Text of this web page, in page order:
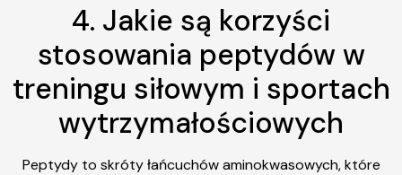
4. Jakie są korzyści
stosowania peptydów w
treningu siłowym i sportach
wytrzymałościowych
Peptydy to skróty łańcuchów aminokwasowych, które